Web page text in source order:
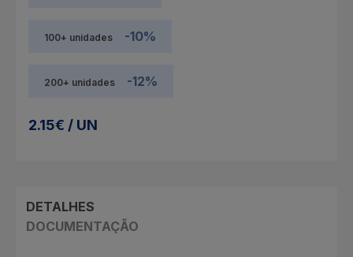
100+ unidades -10%
200+ unidades -12%
2.15€ / UN
DETALHES
DOCUMENTAÇÃO